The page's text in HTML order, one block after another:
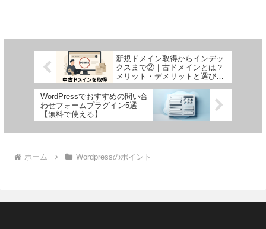
新規ドメイン取得からインデッ
クスまで②｜古ドメインとは？
メリット・デメリットと選び方
のポイント
WordPressでおすすめの問い合
わせフォームプラグイン5選
【無料で使える】
ホーム Wordpressのポイント